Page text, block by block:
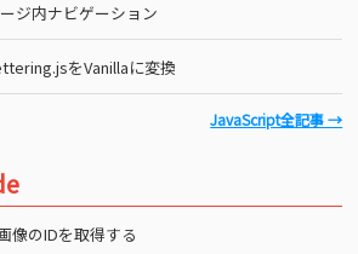
ジ内ナビゲーション
をVanillaに変換
JavaScript全記事 →
像のIDを取得する